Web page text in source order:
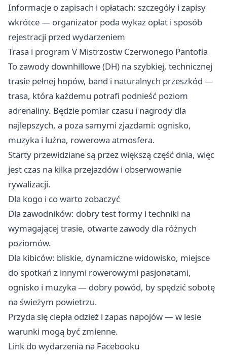
Informacje o zapisach i opłatach: szczegóły i zapisy
wkrótce — organizator poda wykaz opłat i sposób
rejestracji przed wydarzeniem
Trasa i program V Mistrzostw Czerwonego Pantofla
To zawody downhillowe (DH) na szybkiej, technicznej
trasie pełnej hopów, band i naturalnych przeszkód —
trasa, która każdemu potrafi podnieść poziom
adrenaliny. Będzie pomiar czasu i nagrody dla
najlepszych, a poza samymi zjazdami: ognisko,
muzyka i luźna, rowerowa atmosfera.
Starty przewidziane są przez większą część dnia, więc
jest czas na kilka przejazdów i obserwowanie
rywalizacji.
Dla kogo i co warto zobaczyć
Dla zawodników: dobry test formy i techniki na
wymagającej trasie, otwarte zawody dla różnych
poziomów. ‍‍
Dla kibiców: bliskie, dynamiczne widowisko, miejsce
do spotkań z innymi rowerowymi pasjonatami,
ognisko i muzyka — dobry powód, by spędzić sobotę
na świeżym powietrzu.
Przyda się ciepła odzież i zapas napojów — w lesie
warunki mogą być zmienne.
Link do wydarzenia na Facebooku